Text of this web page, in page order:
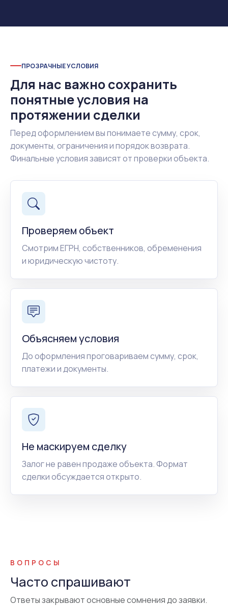
ПРОЗРАЧНЫЕ УСЛОВИЯ
Для нас важно сохранить
понятные условия на
протяжении сделки
Перед оформлением вы понимаете сумму, срок,
документы, ограничения и порядок возврата.
Финальные условия зависят от проверки объекта.
Проверяем объект
Смотрим ЕГРН, собственников, обременения
и юридическую чистоту.
Объясняем условия
До оформления проговариваем сумму, срок,
платежи и документы.
Не маскируем сделку
Залог не равен продаже объекта. Формат
сделки обсуждается открыто.
ВОПРОСЫ
Часто спрашивают
Ответы закрывают основные сомнения до заявки.